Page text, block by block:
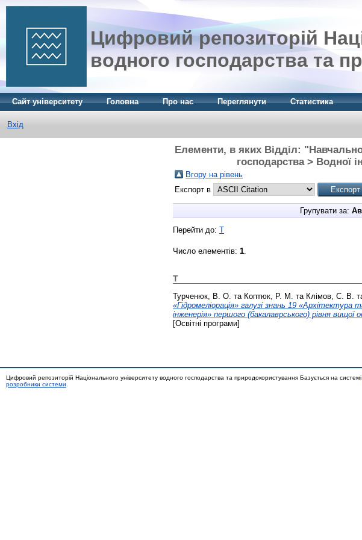
Цифровий репозиторій
водного господарства та
Сайт університету Головна Про нас Переглянути Статистика
Вхід
Елементи, в яких Відділ:
господарства > Водної
Вгору на рівень
Експорт в
Групувати за:
Перейти до: Т
Число елементів: 1.
Т
Турченюк, В. О. та Коптюк, Р. М. та Клімов, С. В.
«Гідромеліорація» галузі знань 19
інженерія» першого (бакалаврського) рівня вищої
[Освітні програми]
Цифровий репозиторій Національного університету водного господарства та природокористування Базується на системі
розробники системи